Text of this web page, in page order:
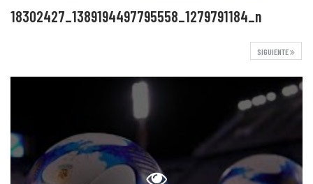
18302427_1389194497795558_1279791184_n
SIGUIENTE